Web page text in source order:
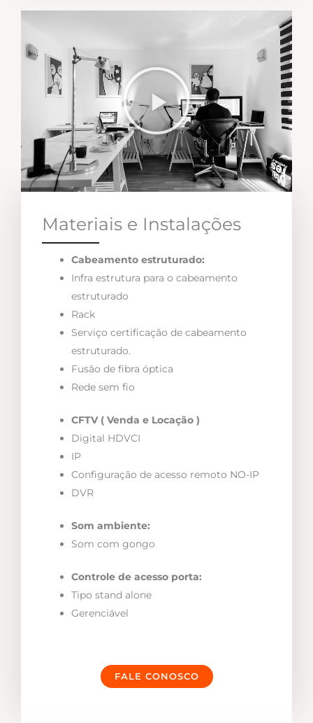
Materiais e Instalações
Cabeamento estruturado:
Infra estrutura para o cabeamento
estruturado
Rack
Serviço certificação de cabeamento
estruturado.
Fusão de fibra óptica
Rede sem fio
CFTV ( Venda e Locação )
Digital HDVCI
IP
Configuração de acesso remoto NO-IP
DVR
Som ambiente:
Som com gongo
Controle de acesso porta:
Tipo stand alone
Gerenciável
FALE CONOSCO